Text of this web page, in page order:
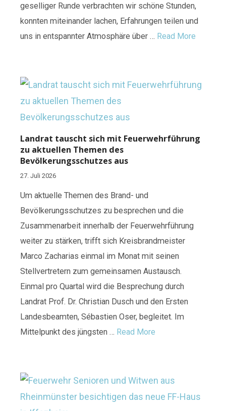
geselliger Runde verbrachten wir schöne Stunden,
konnten miteinander lachen, Erfahrungen teilen und
uns in entspannter Atmosphäre über … Read More
Landrat tauscht sich mit Feuerwehrführung
zu aktuellen Themen des
Bevölkerungsschutzes aus
27. Juli 2026
Um aktuelle Themen des Brand- und
Bevölkerungsschutzes zu besprechen und die
Zusammenarbeit innerhalb der Feuerwehrführung
weiter zu stärken, trifft sich Kreisbrandmeister
Marco Zacharias einmal im Monat mit seinen
Stellvertretern zum gemeinsamen Austausch.
Einmal pro Quartal wird die Besprechung durch
Landrat Prof. Dr. Christian Dusch und den Ersten
Landesbeamten, Sébastien Oser, begleitet. Im
Mittelpunkt des jüngsten … Read More